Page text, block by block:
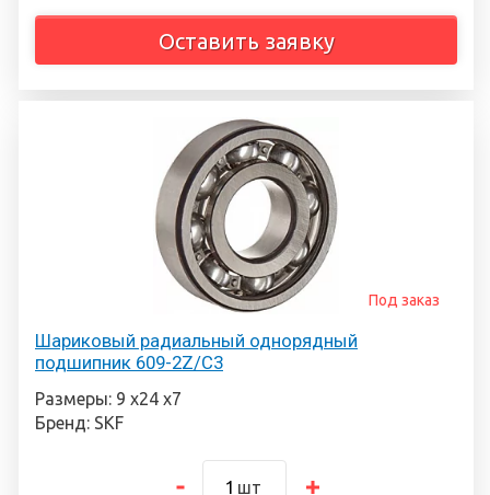
Оставить заявку
Шариковый радиальный однорядный
подшипник 609-2Z/C3
Под заказ
Размеры: 9 х24 х7
Бренд: SKF
шт